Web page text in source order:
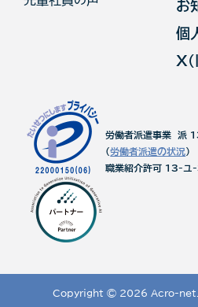
お
個
X
労働者派遣事業 派
(労働者派遣の状況)
職業紹介許可 13-
Copyright © 2026 Acro-net.